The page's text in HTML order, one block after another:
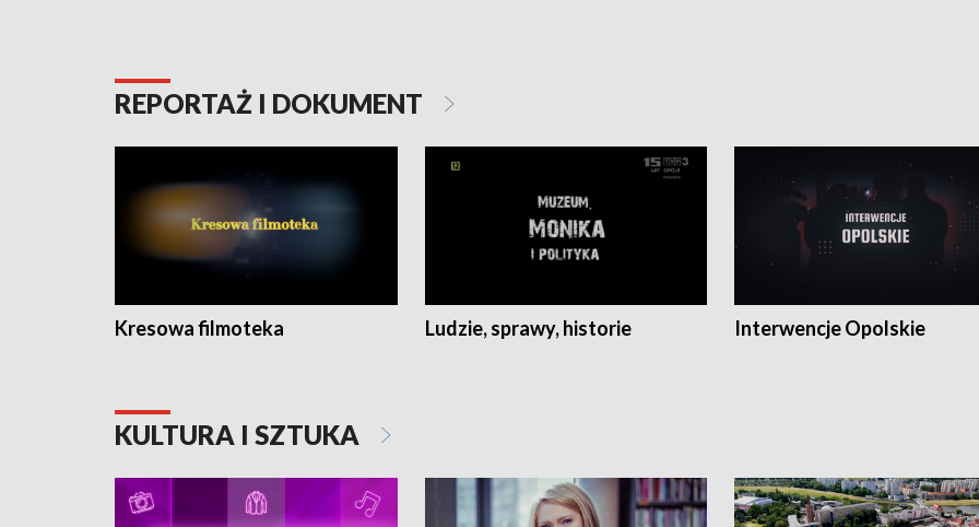
REPORTAŻ I DOKUMENT
Kresowa filmoteka Ludzie, sprawy, historie Interwencje Opolskie
KULTURA I SZTUKA